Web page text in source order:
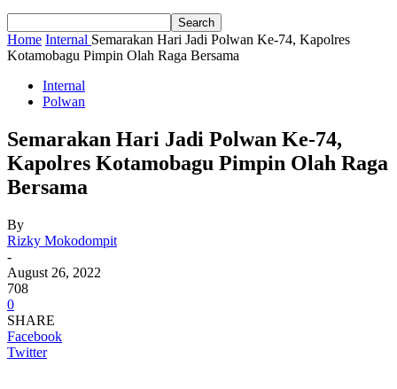
Home Internal Semarakan Hari Jadi Polwan Ke-74, Kapolres
Kotamobagu Pimpin Olah Raga Bersama
Internal
Polwan
Semarakan Hari Jadi Polwan Ke-74,
Kapolres Kotamobagu Pimpin Olah Raga
Bersama
By
Rizky Mokodompit
-
August 26, 2022
708
0
SHARE
Facebook
Twitter